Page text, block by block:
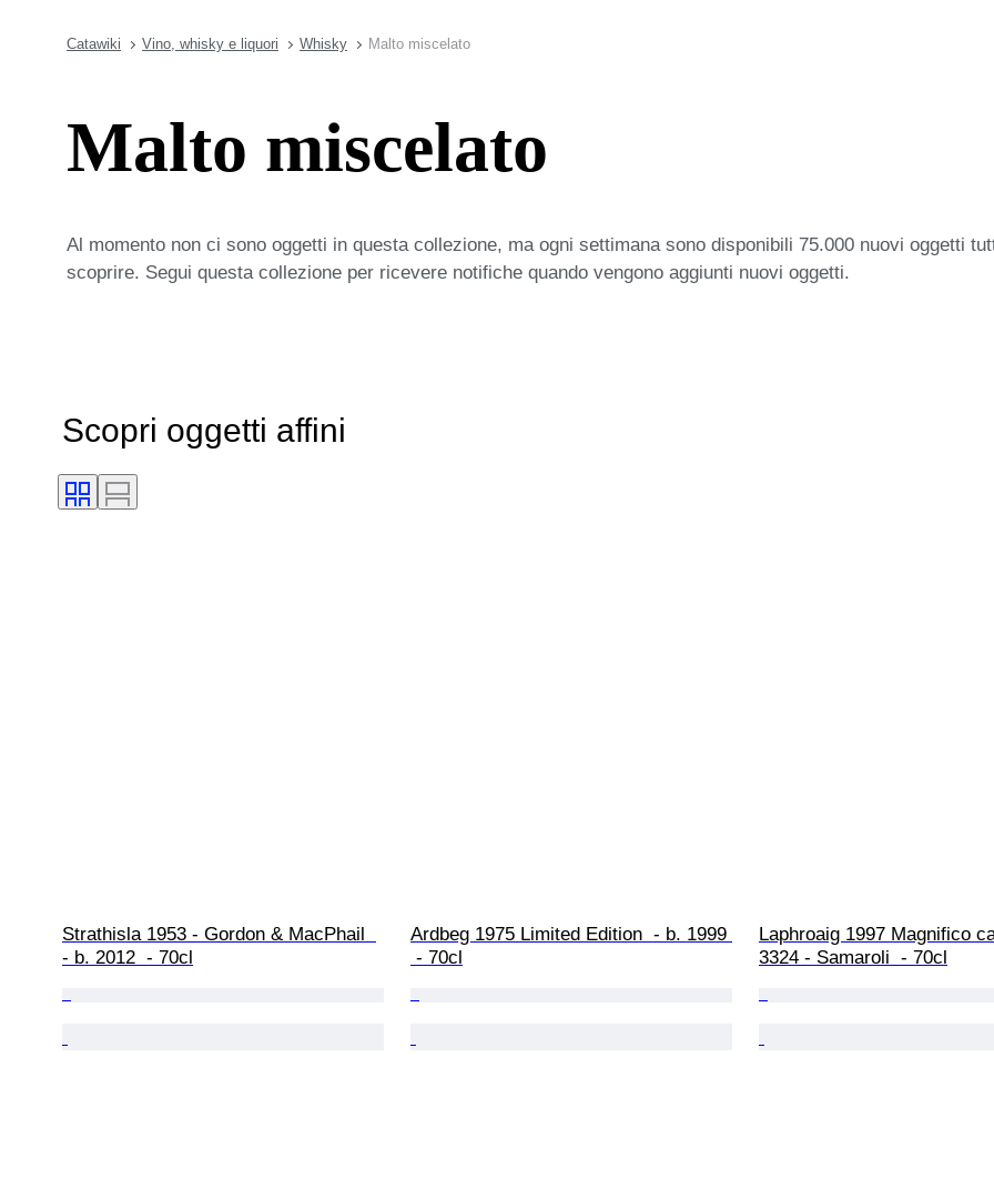
Catawiki Vino, whisky e liquori Whisky Malto miscelato
Malto miscelato
Al momento non ci sono oggetti in questa collezione, ma ogni settimana sono disponibili 75.000 nuovi oggetti
scoprire. Segui questa collezione per ricevere notifiche quando vengono aggiunti nuovi oggetti.
Scopri oggetti affini
Strathisla 1953 - Gordon & MacPhail
- b. 2012  - 70cl
Ardbeg 1975 Limited Edition  - b. 1999
- 70cl
Laphroaig 1997 Magnifico
3324 - Samaroli  - 70cl